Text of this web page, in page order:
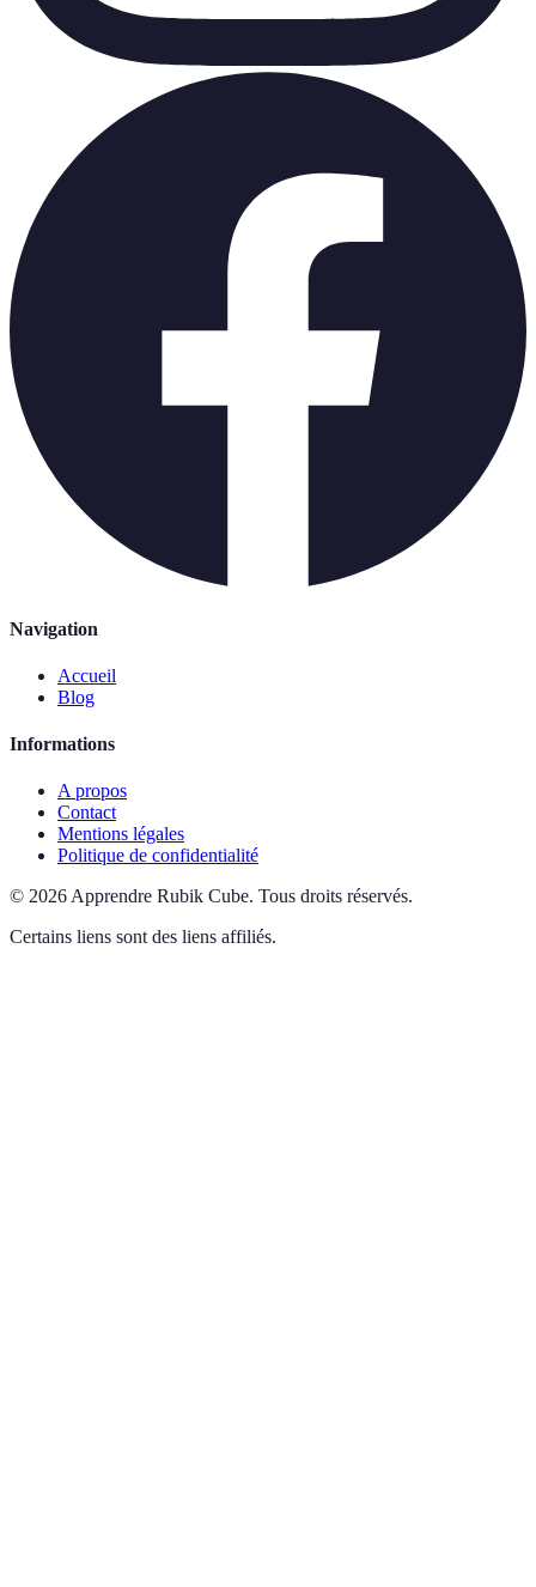
Navigation
Accueil
Blog
Informations
A propos
Contact
Mentions légales
Politique de confidentialité
© 2026 Apprendre Rubik Cube. Tous droits réservés.
Certains liens sont des liens affiliés.